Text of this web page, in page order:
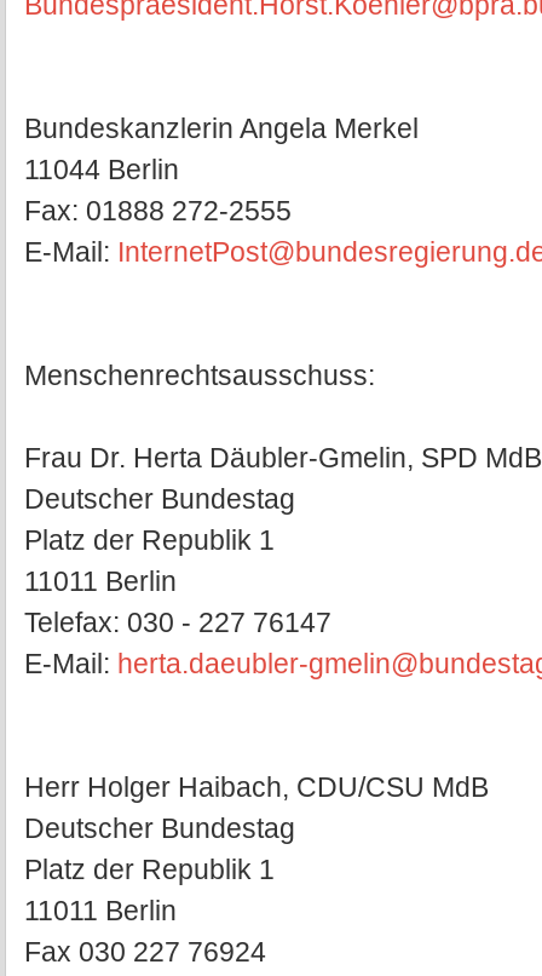
Bundeskanzlerin Angela Merkel
11044 Berlin
Fax: 01888 272-2555
E-Mail:
Menschenrechtsausschuss:
Frau Dr. Herta Däubler-Gmelin, SPD MdB
Deutscher Bundestag
Platz der Republik 1
11011 Berlin
Telefax: 030 - 227 76147
E-Mail: herta.daeubler-
Herr Holger Haibach, CDU/CSU MdB
Deutscher Bundestag
Platz der Republik 1
11011 Berlin
Fax 030 227 76924